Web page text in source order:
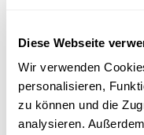
Diese Webseite
Wir verwenden
personalisieren,
zu können und die
analysieren.
Actuators or do you
sales@cyltronic.ch